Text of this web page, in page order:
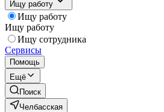
Ищу работу
Ищу работу
Ищу работу
Ищу сотрудника
Сервисы
Помощь
Ещё
Поиск
Челбасская